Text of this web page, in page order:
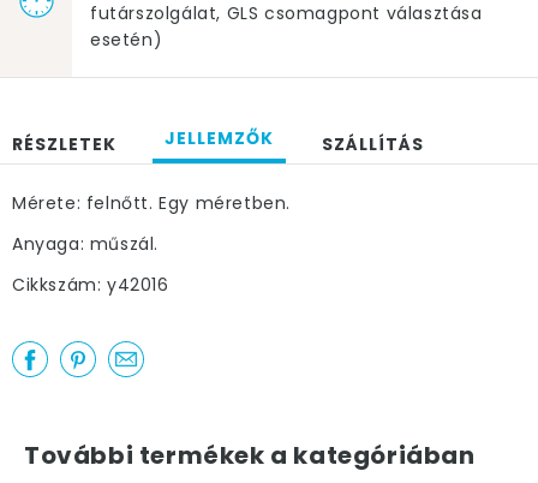
futárszolgálat, GLS csomagpont választása
esetén)
RÉSZLETEK JELLEMZŐK SZÁLLÍTÁS
Mérete: felnőtt. Egy méretben.
Anyaga: műszál.
Cikkszám: y42016
További termékek a kategóriában